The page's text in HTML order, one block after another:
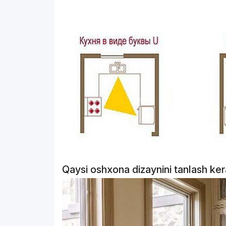
Qaysi oshxona dizaynini tanlash